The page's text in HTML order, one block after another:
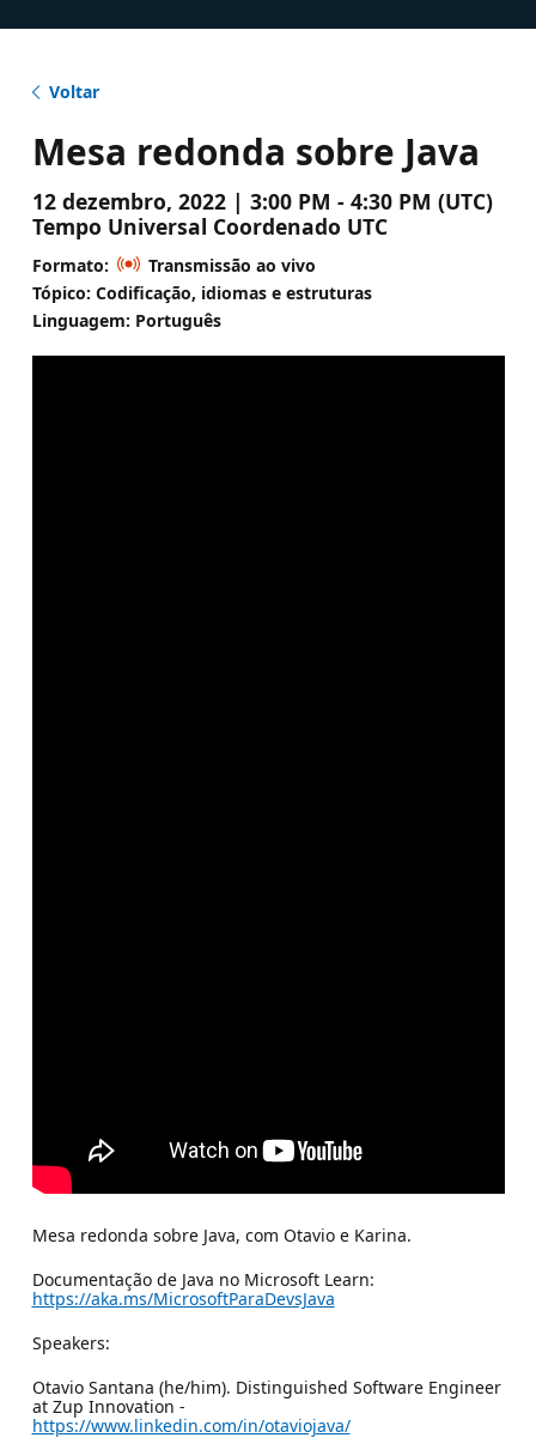
Voltar
Mesa redonda sobre Java
12 dezembro, 2022 | 3:00 PM - 4:30 PM (UTC)
Tempo Universal Coordenado UTC
Formato:
Transmissão ao vivo
Tópico: Codificação, idiomas e estruturas
Linguagem: Português
Mesa redonda sobre Java, com Otavio e Karina.
Documentação de Java no Microsoft Learn:
https://aka.ms/MicrosoftParaDevsJava
Speakers:
Otavio Santana (he/him). Distinguished Software Engineer
at Zup Innovation -
https://www.linkedin.com/in/otaviojava/